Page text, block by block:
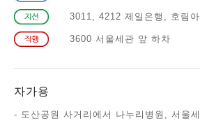
3011, 4212 제일은행, 호림
3600 서울세관 앞 하차
자가용
- 도산공원 사거리에서 나누리병원, 서울